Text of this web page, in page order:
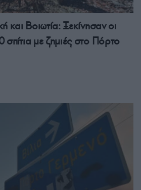
και Βοιωτία: Ξεκίνησαν οι
με ζημιές στο Πόρτο